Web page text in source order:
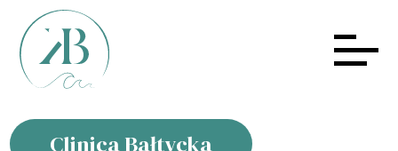
Clinica Bałtycka